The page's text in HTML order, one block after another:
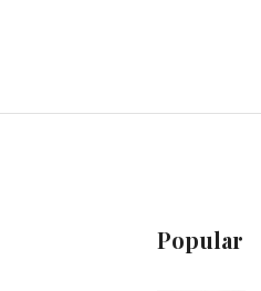
Popular